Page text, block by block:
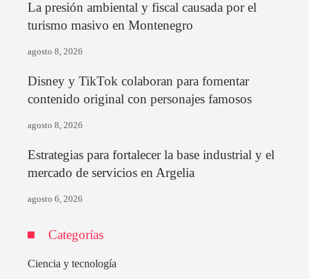
La presión ambiental y fiscal causada por el
turismo masivo en Montenegro
agosto 8, 2026
Disney y TikTok colaboran para fomentar
contenido original con personajes famosos
agosto 8, 2026
Estrategias para fortalecer la base industrial y el
mercado de servicios en Argelia
agosto 6, 2026
Categorías
Ciencia y tecnología